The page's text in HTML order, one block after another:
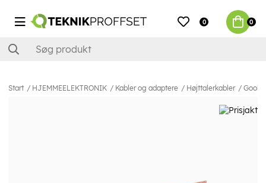
0 0
Start HJEMMEELEKTRONIK Kabler og adaptere Højttalerkabler